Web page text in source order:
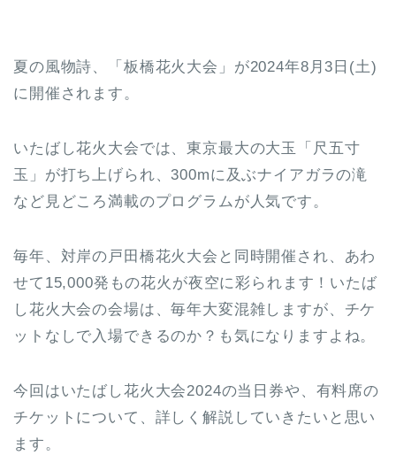
夏の風物詩、「板橋花火大会」が2024年8月3日(土)
に開催されます。
いたばし花火大会では、東京最大の大玉「尺五寸
玉」が打ち上げられ、300mに及ぶナイアガラの滝
など見どころ満載のプログラムが人気です。
毎年、対岸の戸田橋花火大会と同時開催され、あわ
せて15,000発もの花火が夜空に彩られます！いたば
し花火大会の会場は、毎年大変混雑しますが、チケ
ットなしで入場できるのか？も気になりますよね。
今回はいたばし花火大会2024の当日券や、有料席の
チケットについて、詳しく解説していきたいと思い
ます。